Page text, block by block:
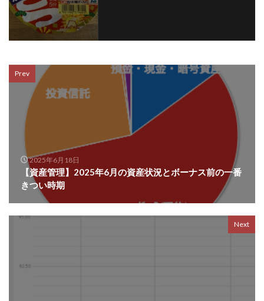
Prev
2025年6月18日
【資産管理】2025年6月の資産状況とボーナス前の一番
きつい時期
Next